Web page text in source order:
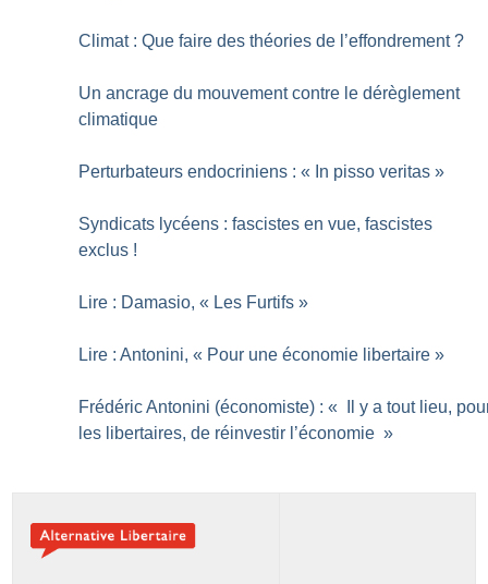
Climat : Que faire des théories de l’effondrement ?
Un ancrage du mouvement contre le dérèglement
climatique
Perturbateurs endocriniens : « In pisso veritas »
Syndicats lycéens : fascistes en vue, fascistes
exclus !
Lire : Damasio, « Les Furtifs »
Lire : Antonini, « Pour une économie libertaire »
Frédéric Antonini (économiste) : «
Il y a tout lieu,
les libertaires, de réinvestir l’économie »